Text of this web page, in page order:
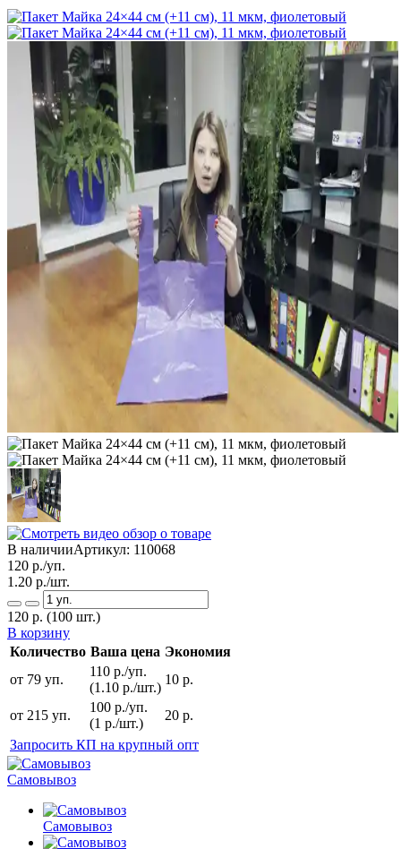
В наличииАртикул: 110068
120 р./уп.
1.20 р./шт.
120 р. (100 шт.)
В корзину
Количество Ваша цена Экономия
от 79 уп.
110 р./уп.
(1.10 р./шт.)
10 р.
от 215 уп.
100 р./уп.
(1 р./шт.)
20 р.
Запросить КП на крупный опт
Самовывоз
Самовывоз